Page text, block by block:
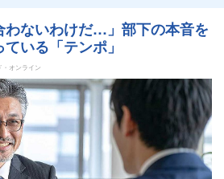
わないわけだ…」部下の本音を
いる「テンポ」
・オンライン